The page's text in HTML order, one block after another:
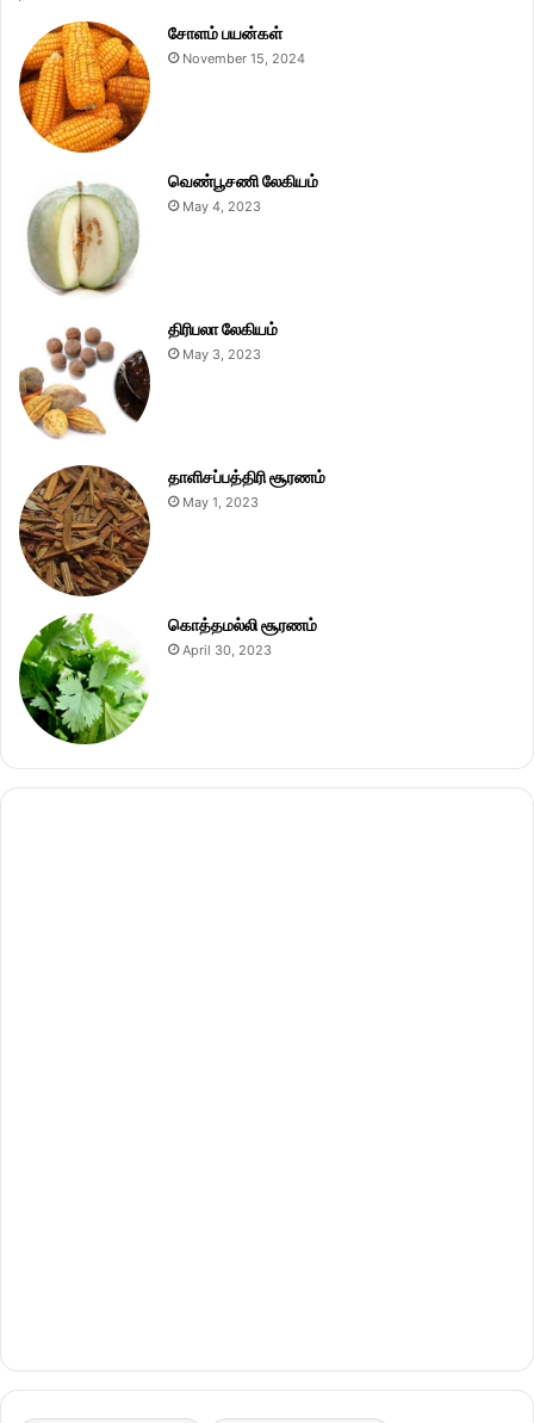
சோளம் பயன்கள்
November 15, 2024
வெண்பூசணி லேகியம்
May 4, 2023
திரிபலா லேகியம்
May 3, 2023
தாளிசப்பத்திரி சூரணம்
May 1, 2023
கொத்தமல்லி சூரணம்
April 30, 2023